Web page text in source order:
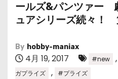
ールズ&パンツァー
ュアシリーズ続々！
By hobby-maniax
4月 19, 2017 #new ,
ガプライズ
, #プライズ